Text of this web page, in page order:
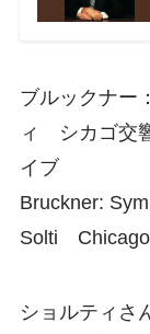
ブルックナー
ィ シカゴ交
イブ
Bruckner:
Solti Chicago
ショルティさ